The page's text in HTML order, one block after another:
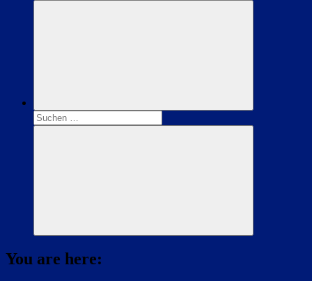
Suchen
nach:
Suchen
You are here: